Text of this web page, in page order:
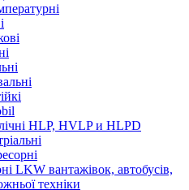
HLP, HVLP и HLPD
LKW вантажівок, автобусів,
техніки